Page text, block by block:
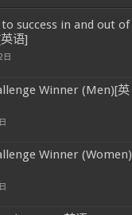
success in and out of
语]
日
Winner (Men)[英
Winner (Women)